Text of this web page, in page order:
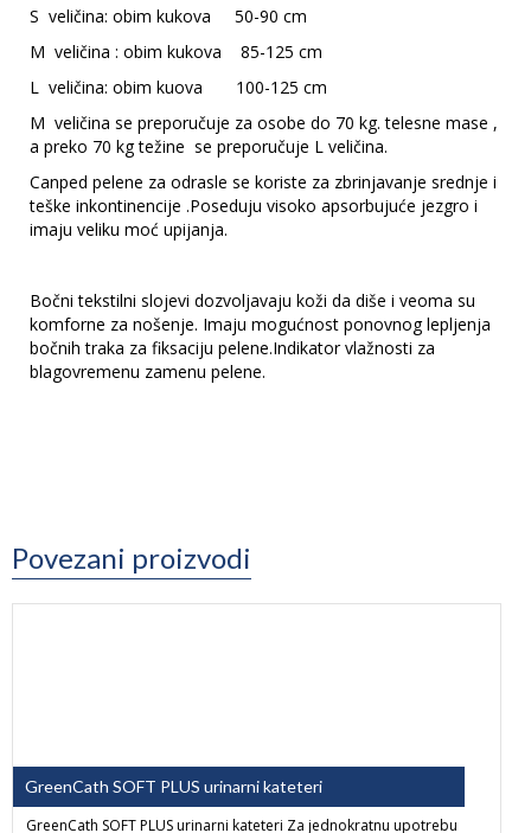
S veličina: obim kukova 50-90 cm
M veličina : obim kukova 85-125 cm
L veličina: obim kuova 100-125 cm
M veličina se preporučuje za osobe do 70 kg. telesne mase ,
a preko 70 kg težine se preporučuje L veličina.
Canped pelene za odrasle se koriste za zbrinjavanje srednje i
teške inkontinencije .Poseduju visoko apsorbujuće jezgro i
imaju veliku moć upijanja.
Bočni tekstilni slojevi dozvoljavaju koži da diše i veoma su
komforne za nošenje. Imaju mogućnost ponovnog lepljenja
bočnih traka za fiksaciju pelene.Indikator vlažnosti za
blagovremenu zamenu pelene.
Povezani proizvodi
GreenCath SOFT PLUS urinarni kateteri
GreenCath SOFT PLUS urinarni kateteri Za jednokratnu upotrebu